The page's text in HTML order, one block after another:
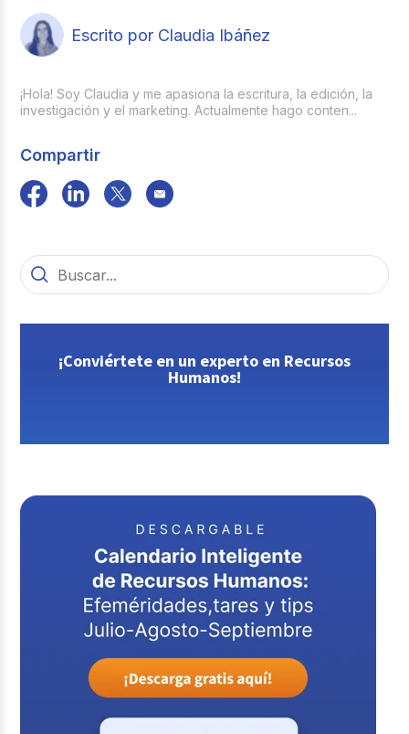
Escrito por Claudia Ibáñez
¡Hola! Soy Claudia y me apasiona la escritura, la edición, la
investigación y el marketing. Actualmente hago conten...
Compartir
¡Conviértete en un experto en Recursos
Humanos!